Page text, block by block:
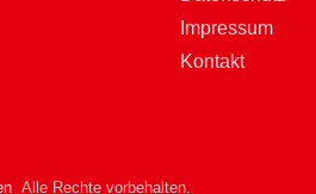
Impressum
Kontakt
Alle Rechte vorbehalten.